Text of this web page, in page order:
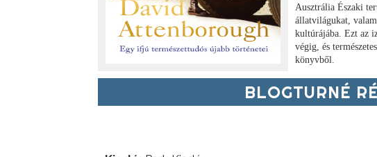
Ausztrália Északi
állatvilágukat,
kultúrájába. Ezt az
végig, és
könyvből.
BLOGTURNÉ